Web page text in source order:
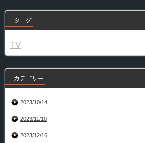
タ グ
TV
カテゴリー
2023/10/14
2023/11/10
2023/12/16